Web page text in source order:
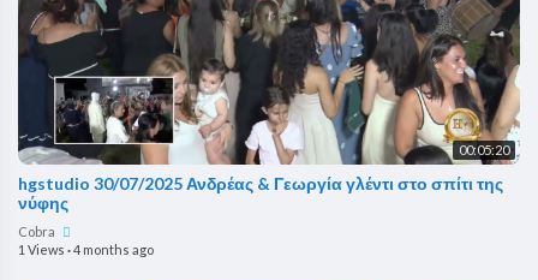
00:05:20
hgstudio 30/07/2025 Ανδρέας & Γεωργία γλέντι στο σπίτι της
νύφης
Cobra
1 Views ·4 months ago